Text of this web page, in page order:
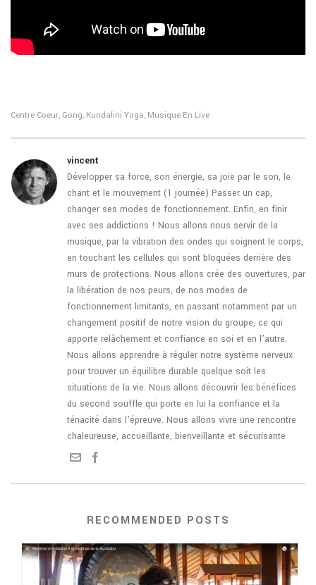
Centre Coeur, Gong, Kundalini Yoga, Musique En Live
vincent
Développer sa force, son énergie, sa joie par le son, le
chant et le mouvement (1 journée) Passer un cap,
changer ses modes de fonctionnement. Enfin, en finir
avec ses addictions ! Nous allons nous servir de la
musique, par la vibration des ondes qui soignent le corps,
en touchant les cellules qui sont bloquées derrière des
murs de protections. Nous allons crée des ouvertures, par
la libération de nos peurs, de nos modes de
fonctionnement limitants, en passant notamment par un
changement positif de notre vision du groupe, ce qui
apporte relâchement et confiance en soi et en l’autre.
Nous allons apprendre à réguler notre système nerveux
pour trouver un équilibre durable quelque soit les
situations de la vie. Nous allons découvrir les bénéfices
du second souffle qui porte en lui la confiance et la
ténacité dans l’épreuve. Nous allons vivre une rencontre
chaleureuse, accueillante, bienveillante et sécurisante
RECOMMENDED POSTS